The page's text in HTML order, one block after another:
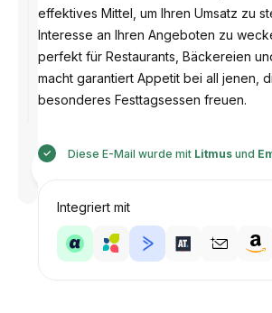
Entworfen
effektives Mittel, um Ihren Umsatz zu
Interesse an Ihren Angeboten zu
perfekt für Restaurants, Bäckereien
macht garantiert Appetit bei all jenen,
besonderes Festtagsessen freuen.
Diese E-Mail wurde mit Litmus und
Integriert mit